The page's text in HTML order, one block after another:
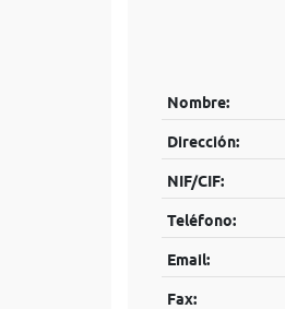
Nombre:
Dirección:
NIF/CIF:
Teléfono:
Email:
Fax: